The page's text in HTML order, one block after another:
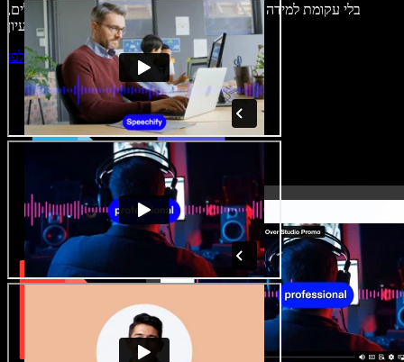
בלי עקומת למידה – הכול זמין בדפדפן. יוצרי תוכן כבר לא מוגבלים,
התחילו ליצור באולפן